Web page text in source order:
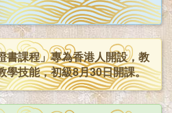
書課程」專為香港人開設，教
學技能，初級8月30日開課。